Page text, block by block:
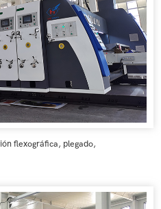
flexográfica, plegado,